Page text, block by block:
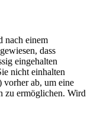
nach einem
dass
eingehalten
nicht einhalten
vorher ab, um eine
zu ermöglichen. Wird